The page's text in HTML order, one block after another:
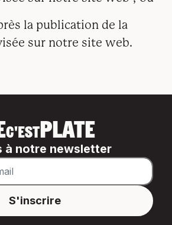
la publication de la
sur notre site web.
C'ESTPLATE
à notre newsletter